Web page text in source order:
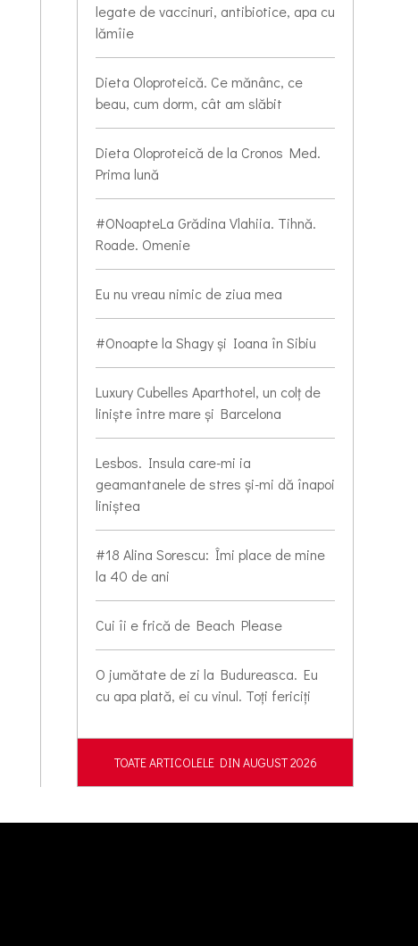
legate de vaccinuri, antibiotice, apa cu
lămîie
Dieta Oloproteică. Ce mănânc, ce
beau, cum dorm, cât am slăbit
Dieta Oloproteică de la Cronos Med.
Prima lună
#ONoapteLa Grădina Vlahiia. Tihnă.
Roade. Omenie
Eu nu vreau nimic de ziua mea
#Onoapte la Shagy și Ioana în Sibiu
Luxury Cubelles Aparthotel, un colț de
liniște între mare și Barcelona
Lesbos. Insula care-mi ia
geamantanele de stres și-mi dă înapoi
liniștea
#18 Alina Sorescu: Îmi place de mine
la 40 de ani
Cui îi e frică de Beach Please
O jumătate de zi la Budureasca. Eu
cu apa plată, ei cu vinul. Toți fericiți
TOATE ARTICOLELE DIN AUGUST 2026